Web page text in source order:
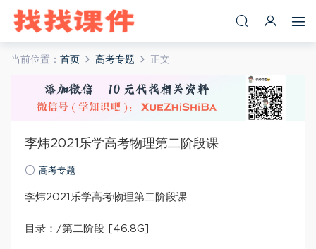
当前位置： 首页 高考专题 正文
李炜2021乐学高考物理第二阶段课
高考专题
李炜2021乐学高考物理第二阶段课
目录：/第二阶段 [46.8G]